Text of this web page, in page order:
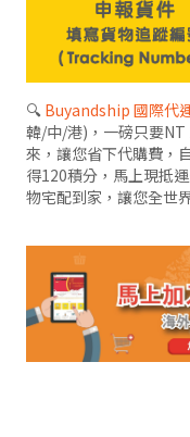
🔍 Buyandship 國際代
韓/中/港)，一磅只要NT
來，讓您省下代購費，
得120積分，馬上現抵
物宅配到家，讓您全世